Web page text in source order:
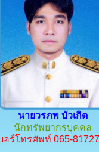
นายวรภพ บัวเกิด
นักทรัพยากรบุคคล
อร์โทรศัพท์ 065-